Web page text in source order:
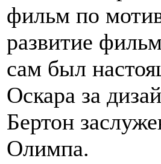
фильм по
развитие
сам был
Оскара за
Бертон
Олимпа.